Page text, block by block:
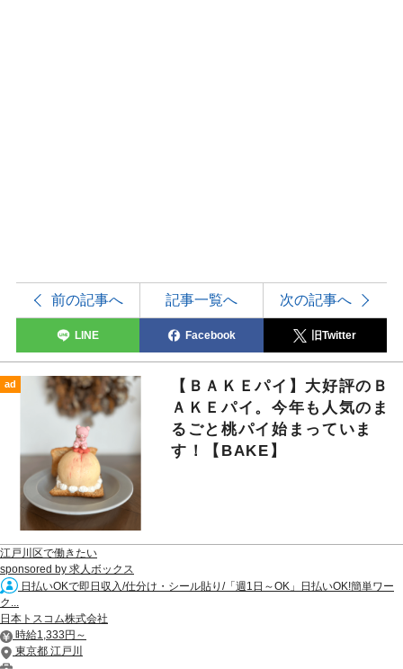
前の記事へ 記事一覧へ 次の記事へ
LINE Facebook 旧Twitter
ad
【ＢＡＫＥパイ】大好評のＢ
ＡＫＥパイ。今年も人気のま
るごと桃パイ始まっていま
す！【BAKE】
江戸川区で働きたい
sponsored by 求人ボックス
日払いOKで即日収入/仕分け・シール貼り/「週1日～OK」日払いOK!簡単ワー
ク...
日本トスコム株式会社
時給1,333円～
東京都 江戸川